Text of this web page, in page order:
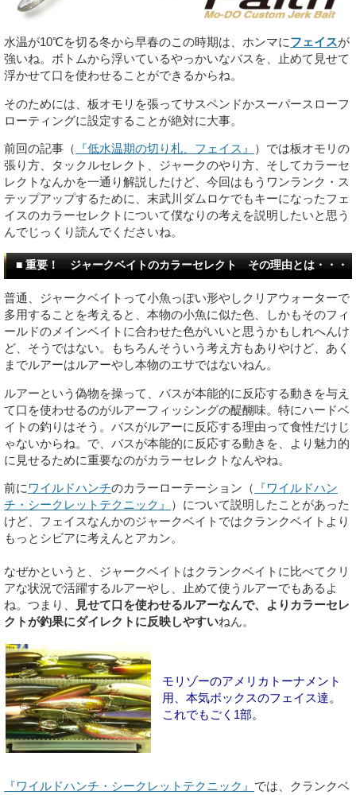
水温が10℃を切る冬から早春のこの時期は、ホンマにフェイスが
強いね。ボトムから浮いているやっかいなバスを、止めて見せて
浮かせて口を使わせることができるからね。
そのためには、板オモリを張ってサスペンドかスーパースローフ
ローティングに設定することが絶対に大事。
前回の記事（ 『低水温期の切り札、フェイス』
）では板オモリの
張り方、タックルセレクト、ジャークのやり方、そしてカラーセ
レクトなんかを一通り解説したけど、今回はもうワンランク・ス
テップアップするために、末武川ダムロケでもキーになったフェ
イスのカラーセレクトについて僕なりの考えを説明したいと思う
んでじっくり読んでくださいね。
■ 重要！ ジャークベイトのカラーセレクト その理由とは・・・
普通、ジャークベイトって小魚っぽい形やしクリアウォーターで
多用することを考えると、本物の小魚に似た色、しかもそのフィ
ールドのメインベイトに合わせた色がいいと思うかもしれへんけ
ど、そうではない。もちろんそういう考え方もありやけど、あく
までルアーはルアーやし本物のエサではないねん。
ルアーという偽物を操って、バスが本能的に反応する動きを与え
て口を使わせるのがルアーフィッシングの醍醐味。特にハードベ
イトの釣りはそう。バスがルアーに反応する理由って食性だけじ
ゃないからね。で、バスが本能的に反応する動きを、より魅力的
に見せるために重要なのがカラーセレクトなんやね。
前にワイルドハンチのカラーローテーション（
『ワイルドハン
チ・シークレットテクニック』
）について説明したことがあった
けど、フェイスなんかのジャークベイトではクランクベイトより
もっとシビアに考えんとアカン。
なぜかというと、ジャークベイトはクランクベイトに比べてクリ
アな状況で活躍するルアーやし、止めて使うルアーでもあるよ
ね。つまり、
見せて口を使わせるルアーなんで、よりカラーセレ
クトが釣果にダイレクトに反映しやすいねん。
モリゾーのアメリカトーナメント
用、本気ボックスのフェイス達。
これでもごく1部。
『ワイルドハンチ・シークレットテクニック』 では、クランクベ